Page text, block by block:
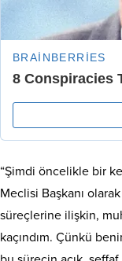
“Şimdi öncelikle bir
Meclisi Başkanı
süreçlerine ilişkin,
kaçındım. Çünkü